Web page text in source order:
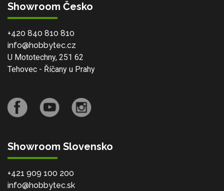
Showroom Česko
+420 840 810 810
info@hobbytec.cz
U Mototechny, 251 62
Tehovec - Říčany u Prahy
Showroom Slovensko
+421 909 100 200
info@hobbytec.sk